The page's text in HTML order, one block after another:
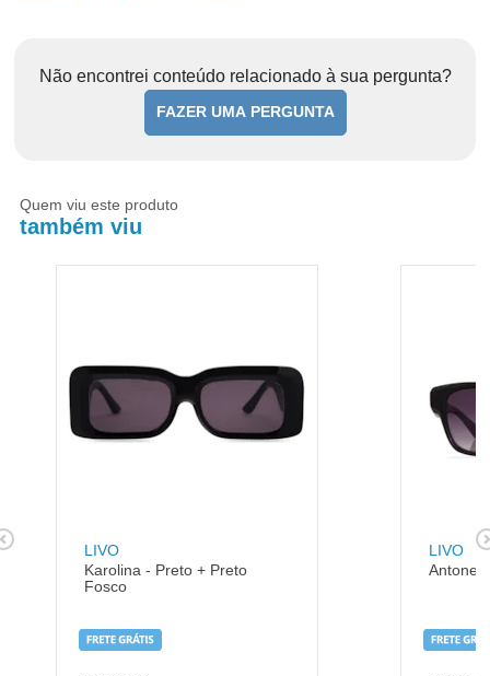
Não encontrei conteúdo relacionado à sua pergunta?
FAZER UMA PERGUNTA
Quem viu este produto
também viu
LIVO
Karolina - Preto + Preto
Fosco
LIVO